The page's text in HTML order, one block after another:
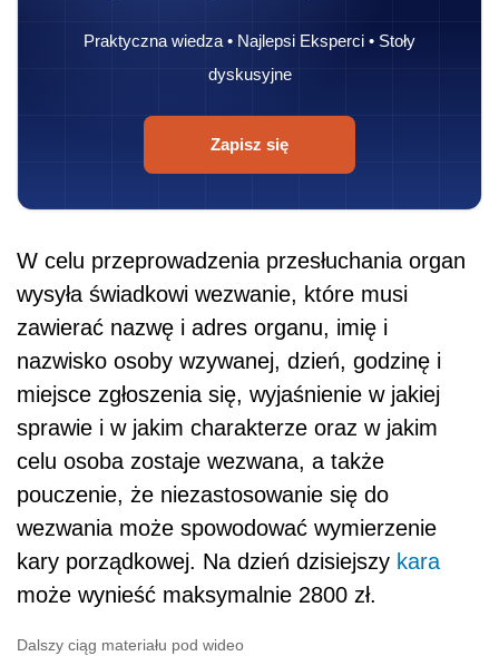
Praktyczna wiedza • Najlepsi Eksperci • Stoły
dyskusyjne
Zapisz się
W celu przeprowadzenia przesłuchania organ
wysyła świadkowi wezwanie, które musi
zawierać nazwę i adres organu, imię i
nazwisko osoby wzywanej, dzień, godzinę i
miejsce zgłoszenia się, wyjaśnienie w jakiej
sprawie i w jakim charakterze oraz w jakim
celu osoba zostaje wezwana, a także
pouczenie, że niezastosowanie się do
wezwania może spowodować wymierzenie
kary porządkowej. Na dzień dzisiejszy kara
może wynieść maksymalnie 2800 zł.
Dalszy ciąg materiału pod wideo